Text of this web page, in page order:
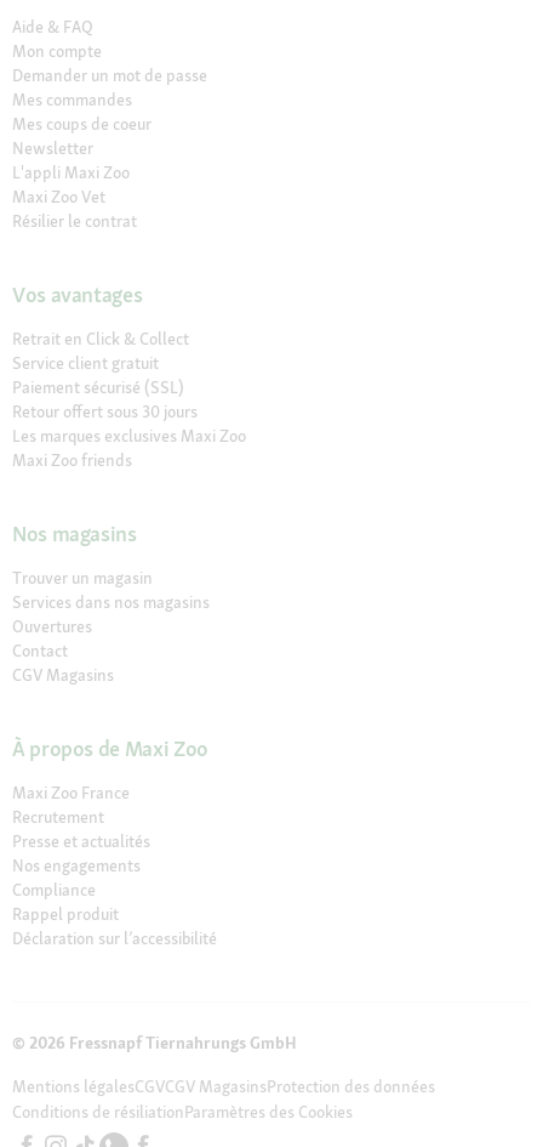
Aide & FAQ
Mon compte
Demander un mot de passe
Mes commandes
Mes coups de coeur
Newsletter
L'appli Maxi Zoo
Maxi Zoo Vet
Résilier le contrat
Vos avantages
Retrait en Click & Collect
Service client gratuit
Paiement sécurisé (SSL)
Retour offert sous 30 jours
Les marques exclusives Maxi Zoo
Maxi Zoo friends
Nos magasins
Trouver un magasin
Services dans nos magasins
Ouvertures
Contact
CGV Magasins
À propos de Maxi Zoo
Maxi Zoo France
Recrutement
Presse et actualités
Nos engagements
Compliance
Rappel produit
Déclaration sur l’accessibilité
© 2026 Fressnapf Tiernahrungs GmbH
Mentions légalesCGVCGV MagasinsProtection des données
Conditions de résiliationParamètres des Cookies